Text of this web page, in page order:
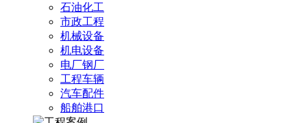
石油化工
市政工程
机械设备
机电设备
电厂钢厂
工程车辆
汽车配件
船舶港口